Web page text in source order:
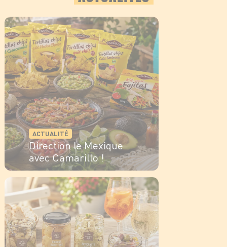
ACTUALITÉ
Direction le Mexique
avec Camarillo !
EN SAVOIR PLUS